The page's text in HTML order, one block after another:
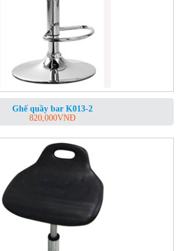
Ghế quầy bar K013-2
820,000VNĐ